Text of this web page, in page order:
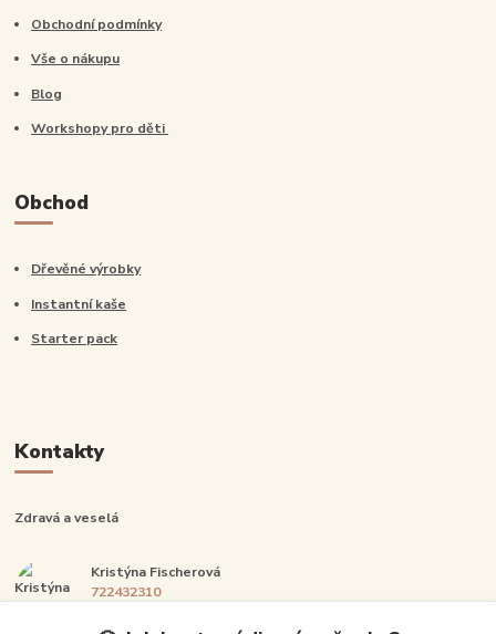
Obchodní podmínky
Vše o nákupu
Blog
Workshopy pro děti
Obchod
Dřevěné výrobky
Instantní kaše
Starter pack
Kontakty
Zdravá a veselá
Kristýna Fischerová
722432310